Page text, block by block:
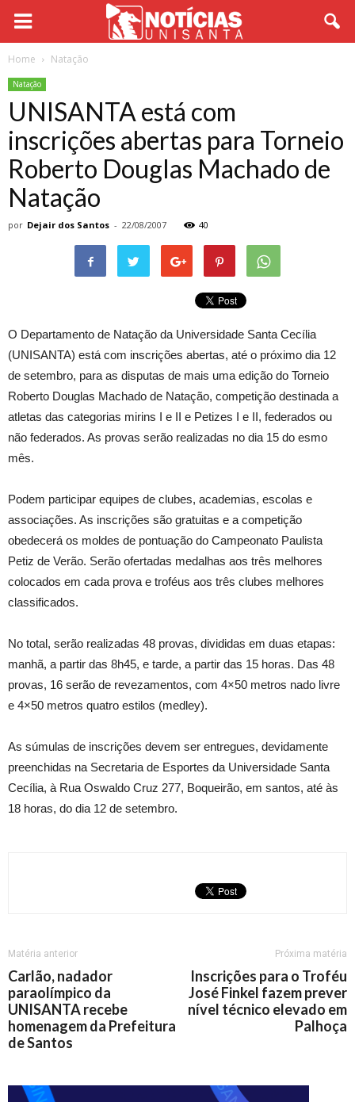
Home Natação
Natação
UNISANTA está com
inscrições abertas para Torneio
Roberto Douglas Machado de
Natação
por Dejair dos Santos - 22/08/2007 40
O Departamento de Natação da Universidade Santa Cecília
(UNISANTA) está com inscrições abertas, até o próximo dia 12
de setembro, para as disputas de mais uma edição do Torneio
Roberto Douglas Machado de Natação, competição destinada a
atletas das categorias mirins I e II e Petizes I e II, federados ou
não federados. As provas serão realizadas no dia 15 do esmo
mês.
Podem participar equipes de clubes, academias, escolas e
associações. As inscrições são gratuitas e a competição
obedecerá os moldes de pontuação do Campeonato Paulista
Petiz de Verão. Serão ofertadas medalhas aos três melhores
colocados em cada prova e troféus aos três clubes melhores
classificados.
No total, serão realizadas 48 provas, divididas em duas etapas:
manhã, a partir das 8h45, e tarde, a partir das 15 horas. Das 48
provas, 16 serão de revezamentos, com 4×50 metros nado livre
e 4×50 metros quatro estilos (medley).
As súmulas de inscrições devem ser entregues, devidamente
preenchidas na Secretaria de Esportes da Universidade Santa
Cecília, à Rua Oswaldo Cruz 277, Boqueirão, em santos, até às
18 horas, do dia 12 de setembro.
Matéria anterior
Carlão, nadador
paraolímpico da
UNISANTA recebe
homenagem da Prefeitura
de Santos
Próxima matéria
Inscrições para o Troféu
José Finkel fazem prever
nível técnico elevado em
Palhoça